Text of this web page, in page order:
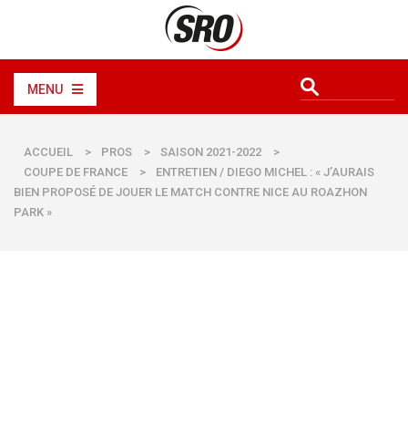
MENU
ACCUEIL > PROS > SAISON 2021-2022
>
COUPE DE FRANCE
>
ENTRETIEN / DIEGO MICHEL : « J’AURAIS
BIEN PROPOSÉ DE JOUER LE MATCH CONTRE NICE AU ROAZHON
PARK »